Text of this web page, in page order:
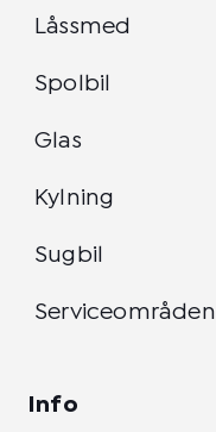
Låssmed
Spolbil
Glas
Kylning
Sugbil
Serviceområden
Info